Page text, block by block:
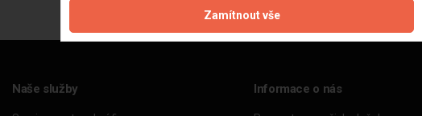
Naše služby Informace o nás
Zamítnout vše